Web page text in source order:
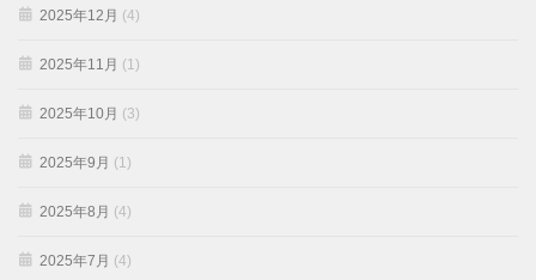
2025年12月 (4)
2025年11月 (1)
2025年10月 (3)
2025年9月 (1)
2025年8月 (4)
2025年7月 (4)